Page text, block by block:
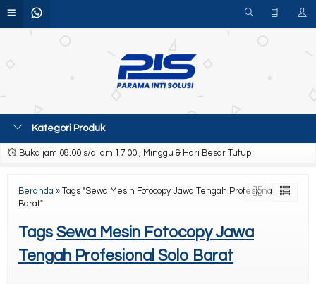
Kategori Produk
Buka jam 08.00 s/d jam 17.00 , Minggu & Hari Besar Tutup
Beranda » Tags "Sewa Mesin Fotocopy Jawa Tengah Profesional Solo
Barat"
Tags Sewa Mesin Fotocopy Jawa
Tengah Profesional Solo Barat